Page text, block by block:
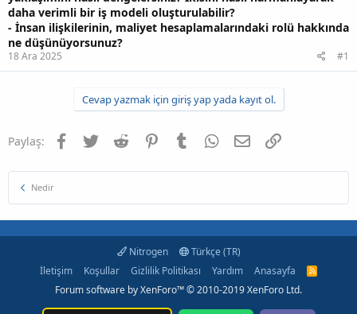
daha verimli bir iş modeli oluşturulabilir?
- İnsan ilişkilerinin, maliyet hesaplamalarındaki rolü hakkında
ne düşünüyorsunuz?
18 Ara 2025 #1
Cevap yazmak için giriş yap yada kayıt ol.
Paylaş: Facebook
TwitterReddit PinterestTumblrWhatsApp
E-postaLink
Nedir
Nitrogen
Türkçe (TR)
İletişim
Koşullar Gizlilik Politikası Yardım Anasayfa
R
S
Forum software by XenForo™© 2010-2019 XenForo Ltd.